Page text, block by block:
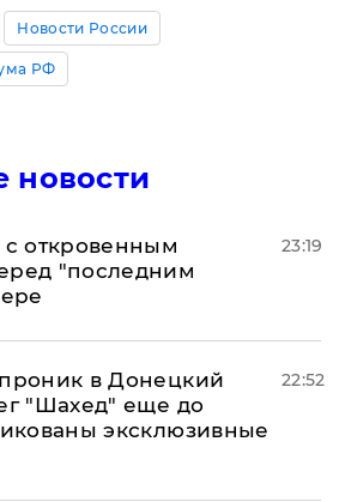
Новости России
РФ
новости
откровенным
"последним
23:19
в Донецкий
"Шахед" еще до
эксклюзивные
22:52